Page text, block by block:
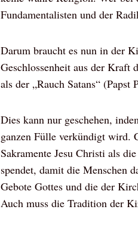
Fundamentalisten und der
Darum braucht es nun in der
Geschlossenheit aus der Kraft
als der „Rauch Satans“
Dies kann nur geschehen,
ganzen Fülle verkündigt wird.
Sakramente Jesu Christi als
spendet, damit die Menschen
Gebote Gottes und die der
Auch muss die Tradition der